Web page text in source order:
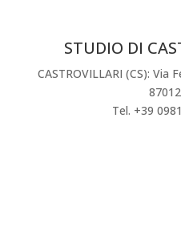
STUDIO DI
CASTROVILLARI (CS): Via
87012
Tel. +39